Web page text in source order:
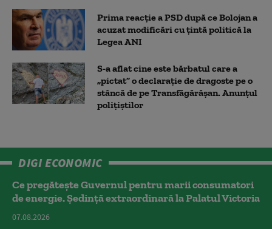
Prima reacție a PSD după ce Bolojan a
acuzat modificări cu țintă politică la
Legea ANI
S-a aflat cine este bărbatul care a
„pictat” o declarație de dragoste pe o
stâncă de pe Transfăgărășan. Anunțul
polițiștilor
DIGI ECONOMIC
Ce pregătește Guvernul pentru marii consumatori
de energie. Ședință extraordinară la Palatul Victoria
07.08.2026